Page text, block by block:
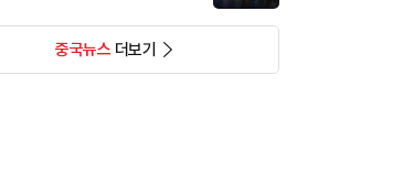
중국뉴스더보기